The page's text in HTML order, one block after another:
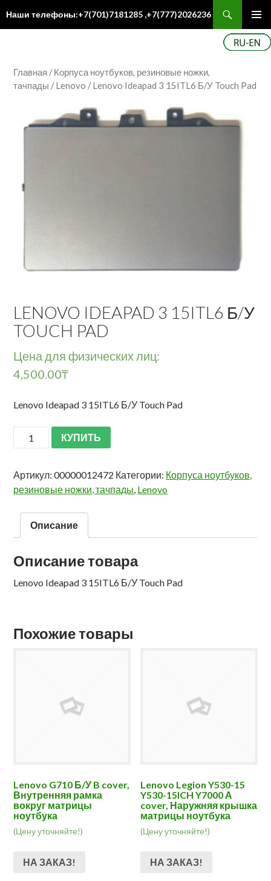
Наши телефоны:+7(701)7181285 ,+7(777)2026236
Главная /Корпуса ноутбуков, резиновые ножки,
тачпады /Lenovo / Lenovo Ideapad 3 15ITL6 Б/У Touch Pad
LENOVO IDEAPAD 3 15ITL6 Б/У
TOUCH PAD
Цена для физических лиц:
4,500.00₸
Lenovo Ideapad 3 15ITL6 Б/У Touch Pad
КУПИТЬ
Артикул:00000012472 Категории: Корпуса ноутбуков,
резиновые ножки, тачпады, Lenovo
Описание
Описание товара
Lenovo Ideapad 3 15ITL6 Б/У Touch Pad
Похожие товары
Lenovo G710 Б/У B cover,
Внутренняя рамка
вокруг матрицы
ноутбука
(Цену уточняйте!)
НА ЗАКАЗ!
Lenovo Legion Y530-15
Y530-15ICH Y7000 А
cover, Наружняя крышка
матрицы ноутбука
(Цену уточняйте!)
НА ЗАКАЗ!